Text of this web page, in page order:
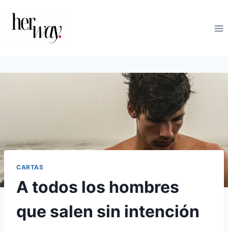
contenido
CARTAS
A todos los hombres
que salen sin intención